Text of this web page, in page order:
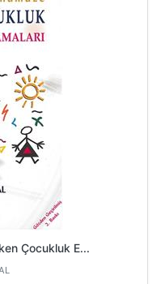
Çocukluk E...